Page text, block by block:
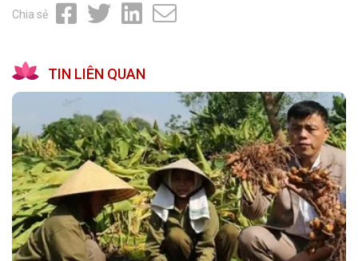
Chia sẻ
TIN LIÊN QUAN